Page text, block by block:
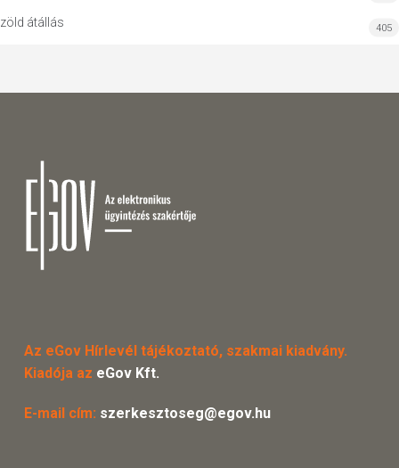
zöld átállás 405
Az eGov Hírlevél tájékoztató, szakmai kiadvány.
Kiadója az eGov Kft.
E-mail cím: szerkesztoseg@egov.hu